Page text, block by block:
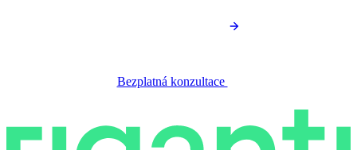
Bezplatná konzultace